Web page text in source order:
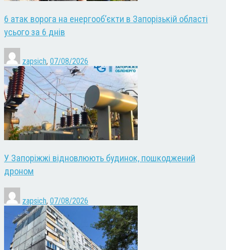
6 атак ворога на енергооб’єкти в Запорізькій області
усього за 6 днів
zapsich, 07/08/2026
У Запоріжжі відновлюють будинок, пошкоджений
дроном
zapsich, 07/08/2026